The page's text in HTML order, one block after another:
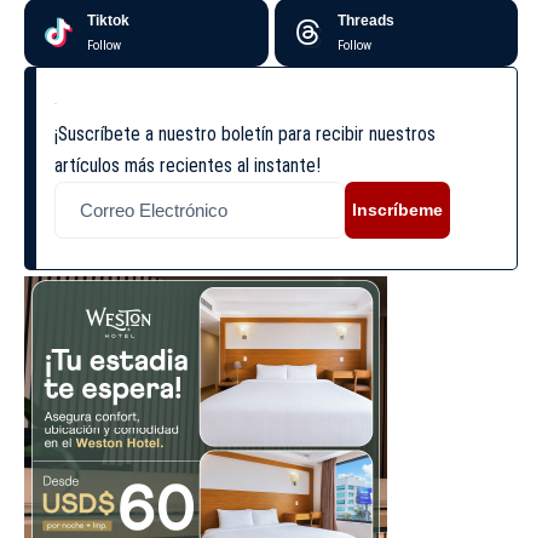
Tiktok
Follow
Threads
Follow
¡Suscríbete a nuestro boletín para recibir nuestros
artículos más recientes al instante!
Inscríbeme